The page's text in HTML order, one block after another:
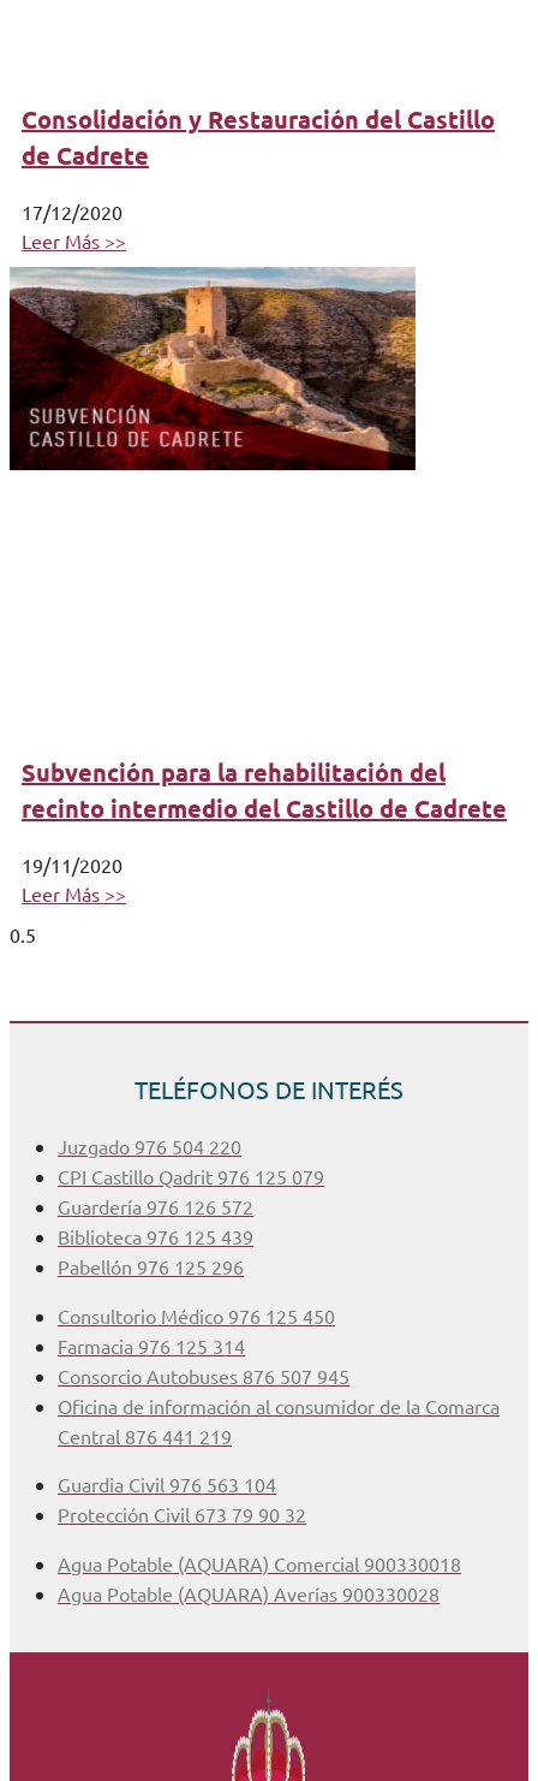
Consolidación y Restauración del Castillo
de Cadrete
17/12/2020
Leer Más >>
Subvención para la rehabilitación del
recinto intermedio del Castillo de Cadrete
19/11/2020
Leer Más >>
TELÉFONOS DE INTERÉS
Juzgado 976 504 220
CPI Castillo Qadrit 976 125 079
Guardería 976 126 572
Biblioteca 976 125 439
Pabellón 976 125 296
Consultorio Médico 976 125 450
Farmacia 976 125 314
Consorcio Autobuses 876 507 945
Oficina de información al consumidor de la Comarca
Central 876 441 219
Guardia Civil 976 563 104
Protección Civil 673 79 90 32
Agua Potable (AQUARA) Comercial 900330018
Agua Potable (AQUARA) Averías 900330028